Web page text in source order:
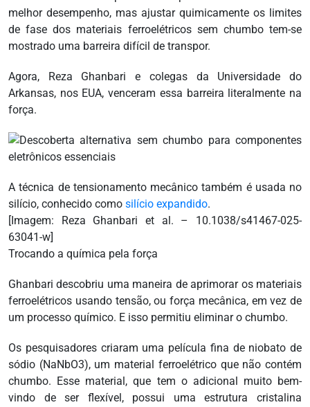
melhor desempenho, mas ajustar quimicamente os limites
de fase dos materiais ferroelétricos sem chumbo tem-se
mostrado uma barreira difícil de transpor.
Agora, Reza Ghanbari e colegas da Universidade do
Arkansas, nos EUA, venceram essa barreira literalmente na
força.
A técnica de tensionamento mecânico também é usada no
silício, conhecido como silício expandido.
[Imagem: Reza Ghanbari et al. – 10.1038/s41467-025-
63041-w]
Trocando a química pela força
Ghanbari descobriu uma maneira de aprimorar os materiais
ferroelétricos usando tensão, ou força mecânica, em vez de
um processo químico. E isso permitiu eliminar o chumbo.
Os pesquisadores criaram uma película fina de niobato de
sódio (NaNbO3), um material ferroelétrico que não contém
chumbo. Esse material, que tem o adicional muito bem-
vindo de ser flexível, possui uma estrutura cristalina